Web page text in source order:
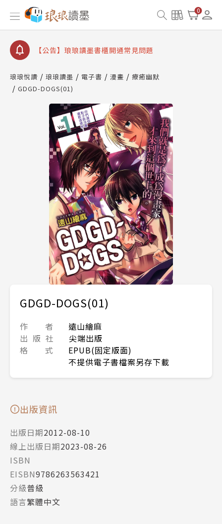
0
【公告】琅琅讀墨數位閱讀資產合併與書櫃開通申請
【公告】琅琅讀墨書櫃開通常見問題
【公告】琅琅讀墨 3 分鐘完成書櫃開通與資產合併申
請圖文教學
查詢
【公告】琅琅讀墨數位閱讀資產合併與書櫃開通申請
琅琅悅讀 琅琅讀墨 電子書 漫畫
療癒幽默
GDGD-DOGS(01)
GDGD-DOGS(01)
作 者
遠山繪麻
出 版 社
尖端出版
格 式
EPUB(固定版面)
不提供電子書檔案另存下載
出版資訊
出版日期2012-08-10
線上出版日期2023-08-26
ISBN
EISBN9786263563421
分級普級
語言繁體中文